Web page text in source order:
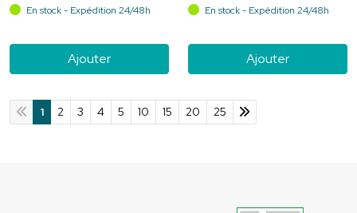
En stock - Expédition 24/48h
Ajouter
En stock - Expédition 24/48h
Ajouter
1 2 3 4 5 10 15 20 25